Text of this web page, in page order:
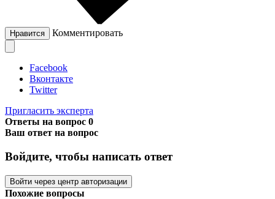
Нравится Комментировать
Facebook
Вконтакте
Twitter
Пригласить эксперта
Ответы на вопрос 0
Ваш ответ на вопрос
Войдите, чтобы написать ответ
Войти через центр авторизации
Похожие вопросы